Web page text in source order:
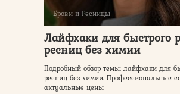
Брови и Ресницы
Лайфхаки для быстрого
ресниц без химии
Подробный обзор темы: лайфхаки для
ресниц без химии. Профессиональные
актуальные цены